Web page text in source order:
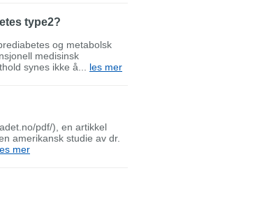
type2?
og metabolsk
medisinsk
synes ikke å... les mer
pdf/), en artikkel
amerikansk studie av dr.
mer